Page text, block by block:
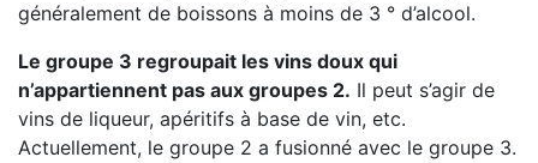
généralement de boissons à moins de 3 ° d’alcool.
Le groupe 3 regroupait les vins doux qui
n’appartiennent pas aux groupes 2. Il peut s’agir de
vins de liqueur, apéritifs à base de vin, etc.
Actuellement, le groupe 2 a fusionné avec le groupe 3.